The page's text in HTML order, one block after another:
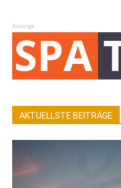
Anzeige
AKTUELLSTE BEITRÄGE